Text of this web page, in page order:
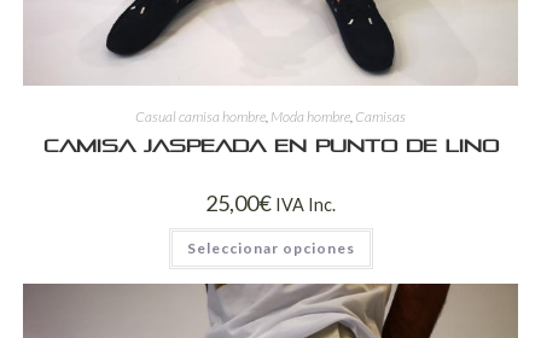
Casual camisa hombre Moda hombre Camisas
Camisa jaspeada en punto de lino
25,00€ IVA Inc.
Seleccionar opciones